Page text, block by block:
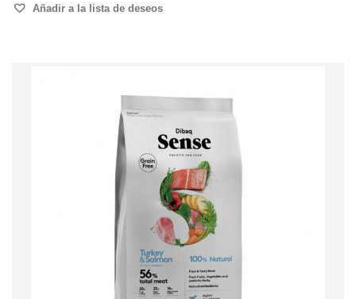
Añadir a la lista de deseos